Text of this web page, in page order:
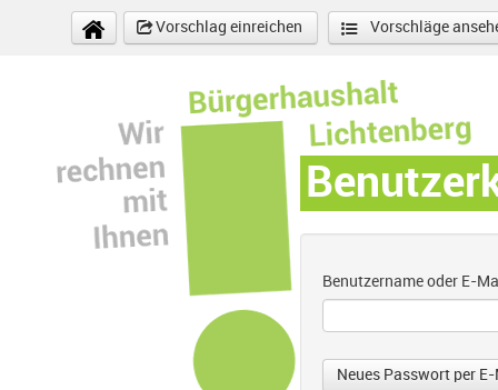
Direkt zum Inhalt
Vorschlag einreichen
Vorschläge
Benutzername oder E-